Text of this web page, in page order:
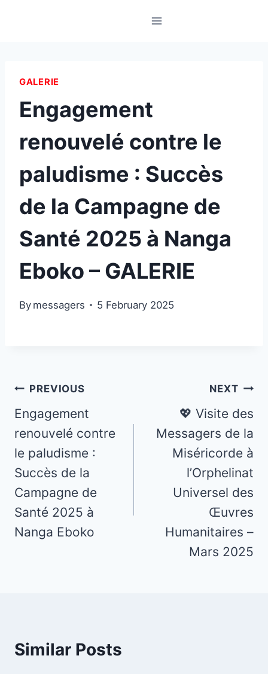
GALERIE
Engagement
renouvelé contre le
paludisme : Succès
de la Campagne de
Santé 2025 à Nanga
Eboko – GALERIE
By messagers 5 February 2025
Post
navigation
PREVIOUS
Engagement
renouvelé contre
le paludisme :
Succès de la
Campagne de
Santé 2025 à
Nanga Eboko
NEXT
💖 Visite des
Messagers de la
Miséricorde à
l’Orphelinat
Universel des
Œuvres
Humanitaires –
Mars 2025
Similar Posts